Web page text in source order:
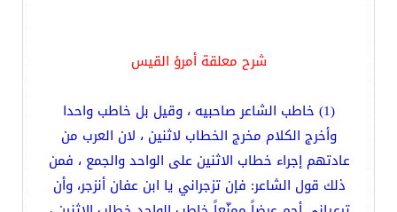
شرح معلقة أمرؤ القيس
(1) خاطب الشاعر صاحبيه ، وقيل بل خاطب واحدا
وأخرج الكلام مخرج الخطاب لاثنين ، لان العرب من
عادتهم إجراء خطاب الاثنين على الواحد والجمع ، فمن
ذلك قول الشاعر: فإن تزجراني يا ابن عفان أنزجر، وأن